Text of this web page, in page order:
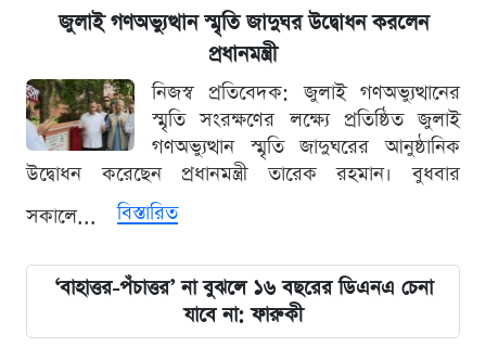
জুলাই গণঅভ্যুত্থান স্মৃতি জাদুঘর উদ্বোধন করলেন
প্রধানমন্ত্রী
নিজস্ব প্রতিবেদক: জুলাই গণঅভ্যুত্থানের
স্মৃতি সংরক্ষণের লক্ষ্যে প্রতিষ্ঠিত জুলাই
গণঅভ্যুত্থান স্মৃতি জাদুঘরের আনুষ্ঠানিক
উদ্বোধন করেছেন প্রধানমন্ত্রী তারেক রহমান। বুধবার
সকালে...
বিস্তারিত
‘বাহাত্তর-পঁচাত্তর’ না বুঝলে ১৬ বছরের ডিএনএ চেনা
যাবে না: ফারুকী